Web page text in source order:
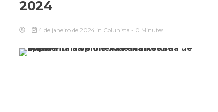
2024
4 de janeiro de 2024 in Colunista - 0 Minutes